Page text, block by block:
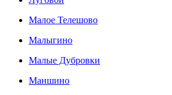
Малое Телешово
Малыгино
Малые Дубровки
Маншино